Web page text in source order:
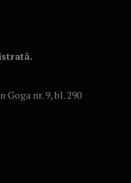
Goga nr. 9, bl. 290